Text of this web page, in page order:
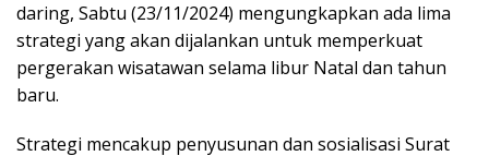
daring, Sabtu (23/11/2024) mengungkapkan ada lima
strategi yang akan dijalankan untuk memperkuat
pergerakan wisatawan selama libur Natal dan tahun
baru.
Strategi mencakup penyusunan dan sosialisasi Surat